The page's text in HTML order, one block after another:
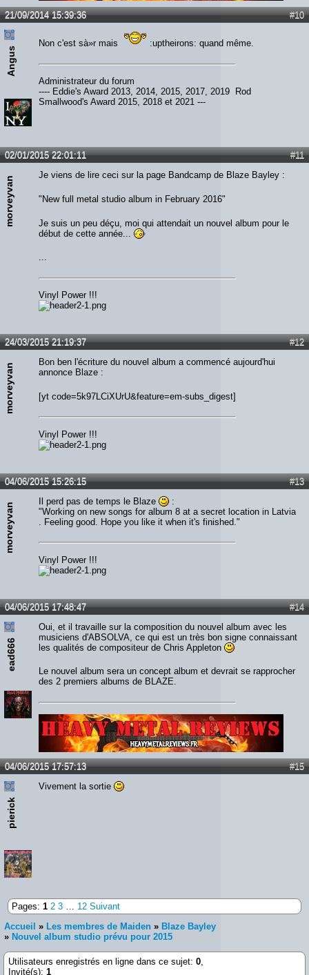
Lien :http://heavymetalreviews.fr/
#10
21/09/2014 15:39:36
Angus
Non c'est sà»r mais :uptheirons: quand même.
Administrateur du forum
---- Eddie's Award 2013, 2014, 2015, 2017, 2019 Rod
Smallwood's Award 2015, 2018 et 2021 ---
#11
02/01/2015 22:01:11
morveyvan
Je viens de lire ceci sur la page Bandcamp de Blaze Bayley :
"New full metal studio album in February 2016"
Je suis un peu déçu, moi qui attendait un nouvel album pour le
début de cette année...
...
Vinyl Power !!!
#12
24/03/2015 21:19:37
morveyvan
Bon ben l'écriture du nouvel album a commencé aujourd'hui
annonce Blaze :
[yt code=5k97LCiXUrU&feature=em-subs_digest]
Vinyl Power !!!
#13
04/06/2015 15:26:15
morveyvan
Il perd pas de temps le Blaze
:
"Working on new songs for album 8 at a secret location in Latvia
. Feeling good. Hope you like it when it's finished."
Vinyl Power !!!
#14
04/06/2015 17:48:47
ead666
Oui, et il travaille sur la composition du nouvel album avec les
musiciens d'ABSOLVA, ce qui est un très bon signe connaissant
les qualités de compositeur de Chris Appleton
Le nouvel album sera un concept album et devrait se rapprocher
des 2 premiers albums de BLAZE.
Lien :http://heavymetalreviews.fr/
#15
04/06/2015 17:57:13
pierick
Vivement la sortie
Pages: 1 2 3 12 Suivant
Accueil » Les membres de Maiden » Blaze Bayley
» Nouvel album studio prévu pour 2015
Utilisateurs enregistrés en ligne dans ce sujet: 0
Invité(s): 1